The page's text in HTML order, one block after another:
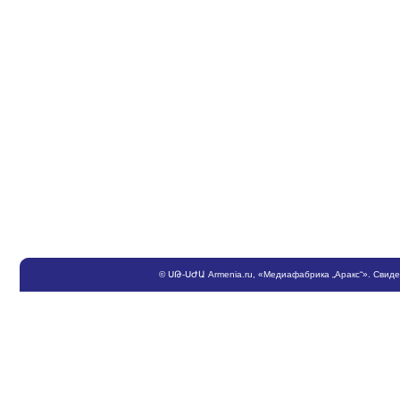
©ՍԹ-ՍԺԱ Armenia.ru , «Медиафабрика „Аракс“».